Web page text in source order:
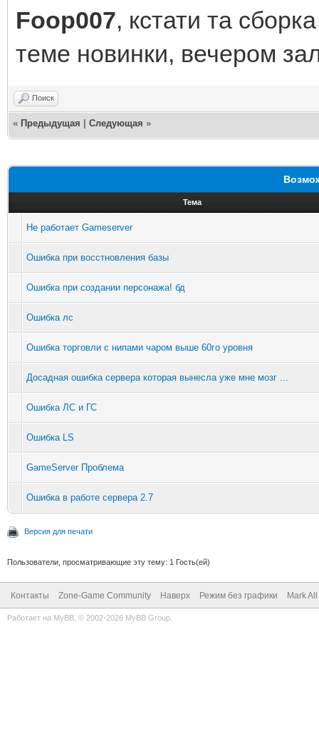
Foop007, кстати та
теме новинки, вечером
Поиск
« Предыдущая Следующая »
Тема
Не работает Gameserver
Ошибка при восстновления базы
Ошибка при создании персонажа! бд
Ошибка лс
Ошибка торговли с нипами чаром выше 60го уровня
Досадная ошибка сервера которая вынесла уже мне мозг ...
Ошибка ЛС и ГС
Ошибка LS
GameServer Проблема
Ошибка в работе сервера 2.7
Версия для печати
Пользователи, просматривающие эту тему: 1 Гость(ей)
Контакты Zone-Game Community Наверх Режим без графики Mark
Работает на MyBB , © 2002-2026 MyBB Group